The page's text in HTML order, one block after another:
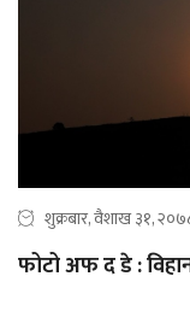
शुक्रबार, वैशाख ३१,
फोटो अफ द डे :